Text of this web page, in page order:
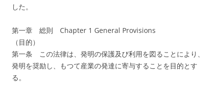
した。
第一章 総則 Chapter 1 General Provisions
（目的）
第一条 この法律は、発明の保護及び利用を図ることにより、
発明を奨励し、もつて産業の発達に寄与することを目的とす
る。